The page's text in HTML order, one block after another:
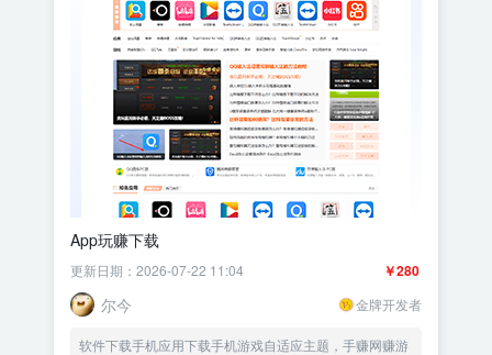
App玩赚下载
￥280
更新日期：2026-07-22 11:04
尔今 金牌开发者
软件下载手机应用下载手机游戏自适应主题，手赚网赚游